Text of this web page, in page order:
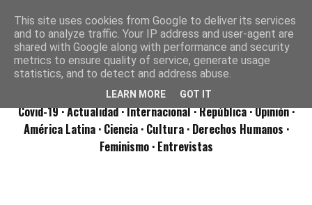
Covid-19· Actualidad· Internacional· República· Opinión·
América Latina · Ciencia · Cultura · Derechos Humanos ·
Feminismo · Entrevistas
This site uses cookies from Google to deliver its services
and to analyze traffic. Your IP address and user-agent are
shared with Google along with performance and security
metrics to ensure quality of service, generate usage
statistics, and to detect and address abuse.
LEARN MORE GOT IT